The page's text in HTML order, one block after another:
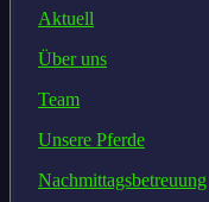
Aktuell
Über uns
Team
Unsere Pferde
Nachmittagsbetreuung